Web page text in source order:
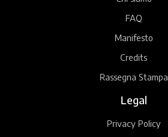
FAQ
Manifesto
Credits
Rassegna Stampa
Legal
Privacy Policy